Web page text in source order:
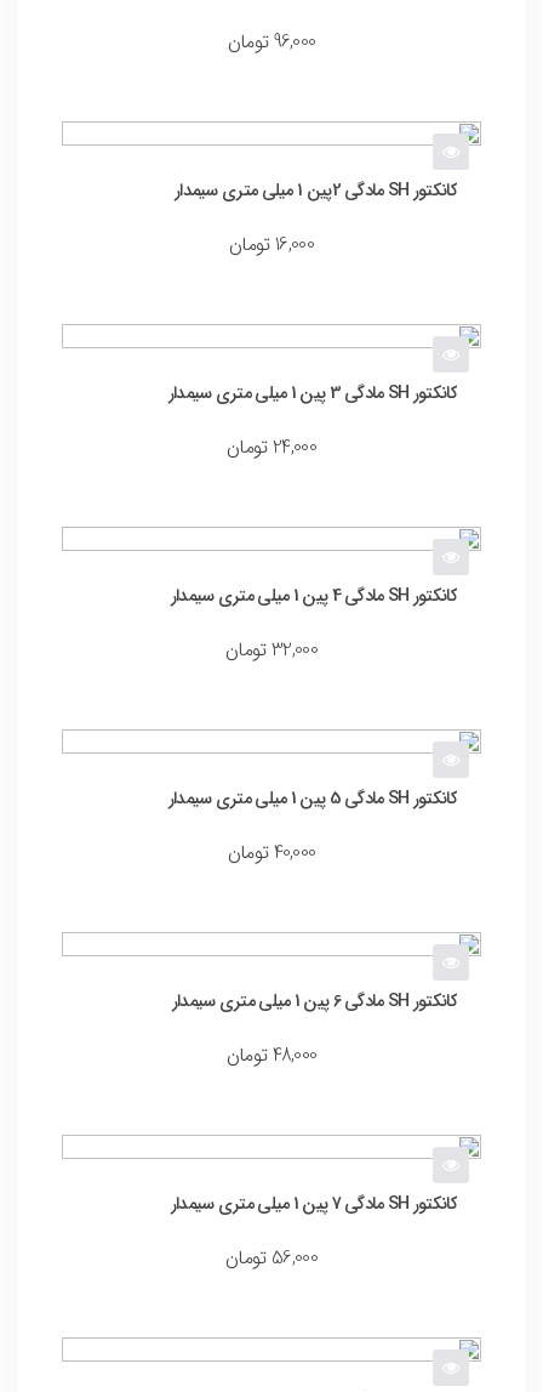
96,000تومان
کانکتور SH مادگی 2پین 1 میلی متری سیمدار
16,000تومان
کانکتور SH مادگی 3 پین 1 میلی متری سیمدار
24,000تومان
کانکتور SH مادگی 4 پین 1 میلی متری سیمدار
32,000تومان
کانکتور SH مادگی 5 پین 1 میلی متری سیمدار
40,000تومان
کانکتور SH مادگی 6 پین 1 میلی متری سیمدار
48,000تومان
کانکتور SH مادگی 7 پین 1 میلی متری سیمدار
56,000 تومان